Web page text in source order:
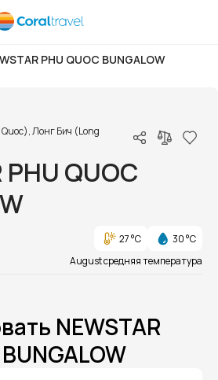
PHU QUOC BUNGALOW
Лонг Бич (Long
PHU QUOC
27 °C
30 °C
August средняя температура
NEWSTAR